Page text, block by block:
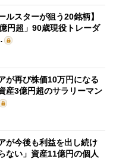
ルスターが狙う20銘柄】
円超」90歳現役トレーダ
が再び株価10万円になる
産3億円超のサラリーマン
が今後も利益を出し続け
ない」資産11億円の個人